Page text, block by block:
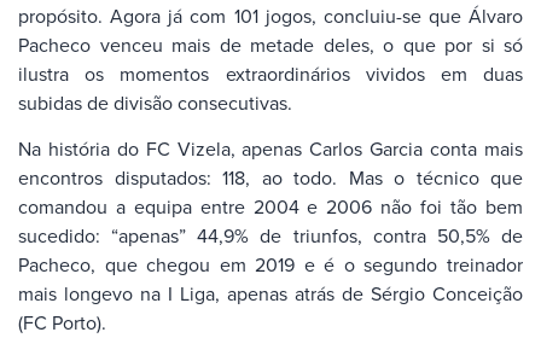
propósito. Agora já com 101 jogos, concluiu-se que Álvaro
Pacheco venceu mais de metade deles, o que por si só
ilustra os momentos extraordinários vividos em duas
subidas de divisão consecutivas.
Na história do FC Vizela, apenas Carlos Garcia conta mais
encontros disputados: 118, ao todo. Mas o técnico que
comandou a equipa entre 2004 e 2006 não foi tão bem
sucedido: “apenas” 44,9% de triunfos, contra 50,5% de
Pacheco, que chegou em 2019 e é o segundo treinador
mais longevo na I Liga, apenas atrás de Sérgio Conceição
(FC Porto).